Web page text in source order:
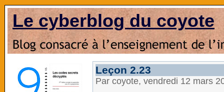
Le cyberblog du coyote
Leçon 2.23
Par coyote, vendredi 12 mars